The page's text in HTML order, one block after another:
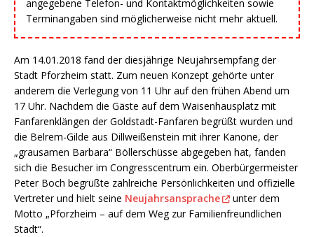
angegebene Telefon- und Kontaktmöglichkeiten sowie
Terminangaben sind möglicherweise nicht mehr aktuell.
Am 14.01.2018 fand der diesjährige Neujahrsempfang der
Stadt Pforzheim statt. Zum neuen Konzept gehörte unter
anderem die Verlegung von 11 Uhr auf den frühen Abend um
17 Uhr. Nachdem die Gäste auf dem Waisenhausplatz mit
Fanfarenklängen der Goldstadt-Fanfaren begrüßt wurden und
die Belrem-Gilde aus Dillweißenstein mit ihrer Kanone, der
„grausamen Barbara“ Böllerschüsse abgegeben hat, fanden
sich die Besucher im Congresscentrum ein. Oberbürgermeister
Peter Boch begrüßte zahlreiche Persönlichkeiten und offizielle
Vertreter und hielt seine Neujahrsansprache
unter dem
Motto „Pforzheim – auf dem Weg zur Familienfreundlichen
Stadt“.